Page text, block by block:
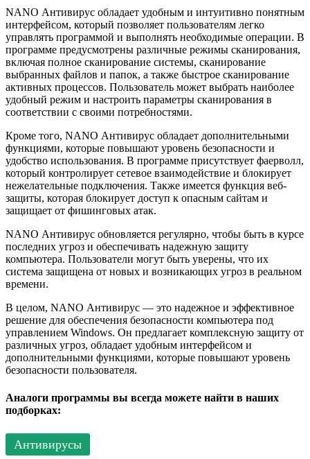
NANO Антивирус обладает удобным и интуитивно понятным
интерфейсом, который позволяет пользователям легко
управлять программой и выполнять необходимые операции. В
программе предусмотрены различные режимы сканирования,
включая полное сканирование системы, сканирование
выбранных файлов и папок, а также быстрое сканирование
активных процессов. Пользователь может выбрать наиболее
удобный режим и настроить параметры сканирования в
соответствии с своими потребностями.
Кроме того, NANO Антивирус обладает дополнительными
функциями, которые повышают уровень безопасности и
удобство использования. В программе присутствует фаерволл,
который контролирует сетевое взаимодействие и блокирует
нежелательные подключения. Также имеется функция веб-
защиты, которая блокирует доступ к опасным сайтам и
защищает от фишинговых атак.
NANO Антивирус обновляется регулярно, чтобы быть в курсе
последних угроз и обеспечивать надежную защиту
компьютера. Пользователи могут быть уверены, что их
система защищена от новых и возникающих угроз в реальном
времени.
В целом, NANO Антивирус — это надежное и эффективное
решение для обеспечения безопасности компьютера под
управлением Windows. Он предлагает комплексную защиту от
различных угроз, обладает удобным интерфейсом и
дополнительными функциями, которые повышают уровень
безопасности пользователя.
Аналоги программы вы всегда можете найти в наших
подборках:
Антивирусы